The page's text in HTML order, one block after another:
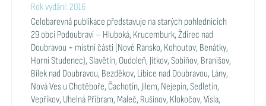
Rok vydání: 2016
Celobarevná publikace představuje na starých pohlednicích
29 obcí Podoubraví – Hluboká, Krucemburk, Ždírec nad
Doubravou + místní části (Nové Ransko, Kohoutov, Benátky,
Horní Studenec), Slavětín, Oudoleň, Jitkov, Sobíňov, Branišov,
Bílek nad Doubravou, Bezděkov, Libice nad Doubravou, Lány,
Nová Ves u Chotěboře, Čachotín, Jilem, Nejepín, Sedletín,
Vepříkov, Uhelná Příbram, Maleč, Rušinov, Klokočov, Vísla,